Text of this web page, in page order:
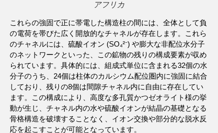
アフリカ
これらの強固で正に帯電した構造柱の間には、全体として負
の電荷を帯びた広く開放的なチャネルが存在します。これら
のチャネルには、硫酸イオン (SO₄²⁻) や膨大な非配位水分子
のネットワークといった、この鉱物の残りの構成要素が収め
られています。具体的には、組成式単位に含まれる32個の水
分子のうち、24個は柱体のカルシウム配位圏内に強固に結合
しており、残りの8個は間隙チャネル内に自由に存在してい
ます。この構成により、高度な多孔質かつゼオライト様の挙
動が生じ、チャネル内の水や硫酸イオンが結晶の基礎となる
骨格構造を破壊することなく、イオン交換や部分的な脱水反
応を起こすことが可能となっています。